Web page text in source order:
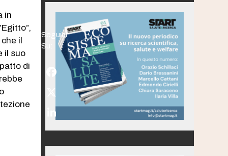
in
il
il suo
di
Seguici
Su:
Facebook
Twitter
(deprecated)
LinkedIn